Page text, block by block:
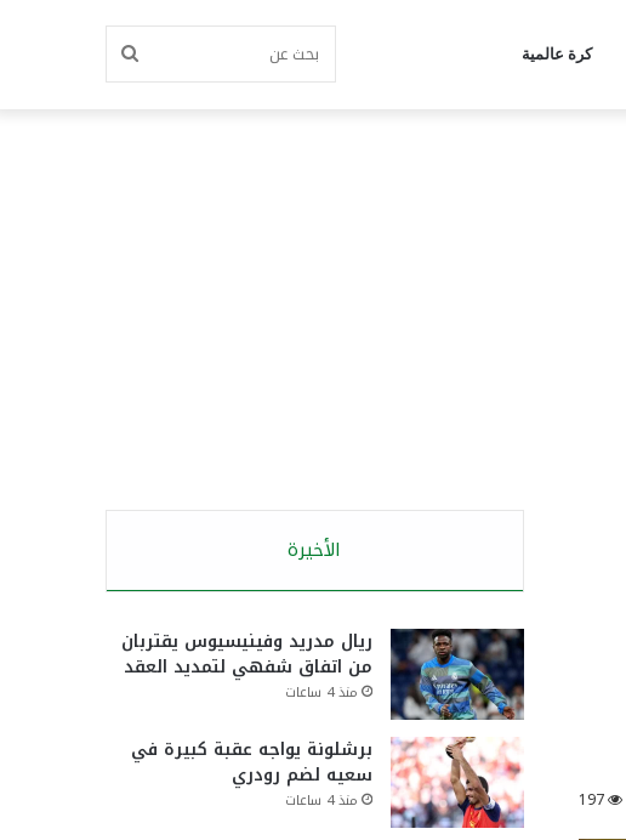
كرة عالمية بحث
197
الأخيرة
ريال مدريد وفينيسيوس يقتربان
من اتفاق شفهي لتمديد العقد
منذ 4 ساعات
برشلونة يواجه عقبة كبيرة في
سعيه لضم رودري
منذ 4 ساعات